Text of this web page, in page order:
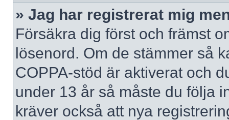
» Jag har registrerat mig
Försäkra dig först och främst
lösenord. Om de stämmer så
COPPA-stöd är aktiverat och
under 13 år så måste du följa
kräver också att nya